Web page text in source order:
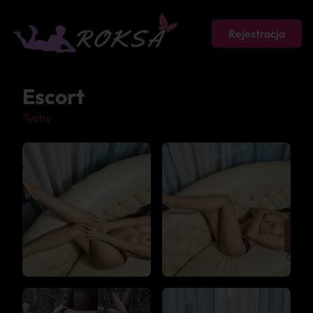
Rejestracja
Escort
Tychy